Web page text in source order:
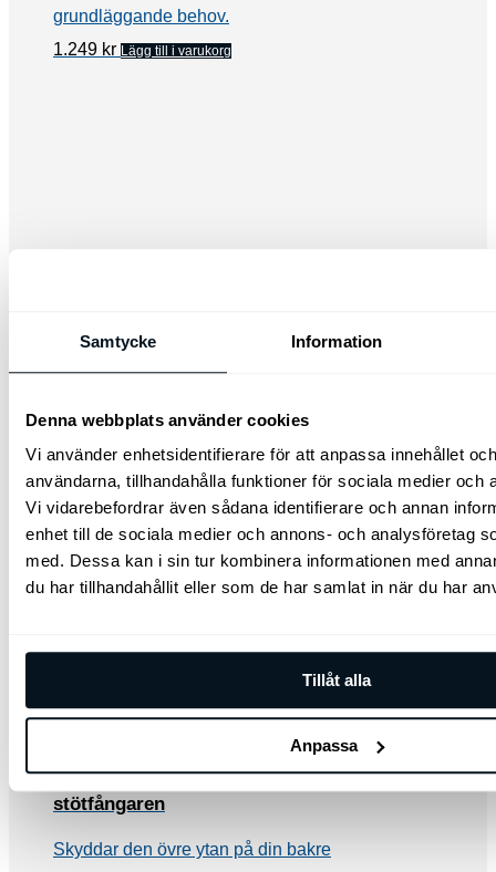
Samtycke Information
Denna webbplats använder cookies
Vi använder enhetsidentifierare för att anpassa innehållet
användarna, tillhandahålla funktioner för sociala medier och
Vi vidarebefordrar även sådana identifierare och annan
enhet till de sociala medier och annons- och analysföretag
med. Dessa kan i sin tur kombinera informationen med
du har tillhandahållit eller som de har samlat in när du har
Tillåt alla
Anpassa
grundläggande behov.
1.249 kr Lägg till i varukorg
Kia Första Hjälpen Paket
Lägg till i varukorg
Kia Ceed SW, Skyddsfolie för bakre
stötfångaren
Skyddar den övre ytan på din bakre